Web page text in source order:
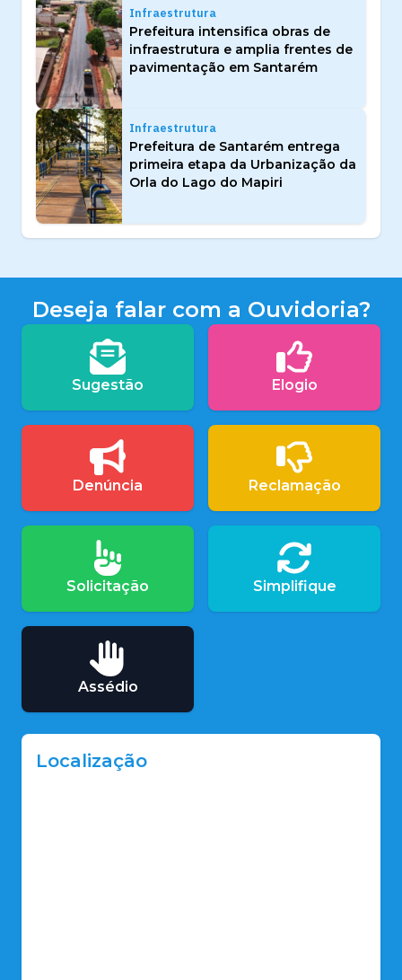
Infraestrutura
Prefeitura intensifica obras de
infraestrutura e amplia frentes de
pavimentação em Santarém
Infraestrutura
Prefeitura de Santarém entrega
primeira etapa da Urbanização da
Orla do Lago do Mapiri
Deseja falar com a Ouvidoria?
Sugestão Elogio
Denúncia Reclamação
Solicitação Simplifique
Assédio
Localização